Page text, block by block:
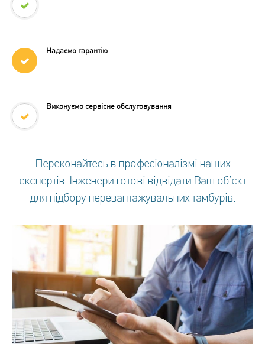
Надаємо гарантію
Виконуємо сервісне обслуговування
Переконайтесь в професіоналізмі наших
експертів. Інженери готові відвідати Ваш об’єкт
для підбору перевантажувальних тамбурів.